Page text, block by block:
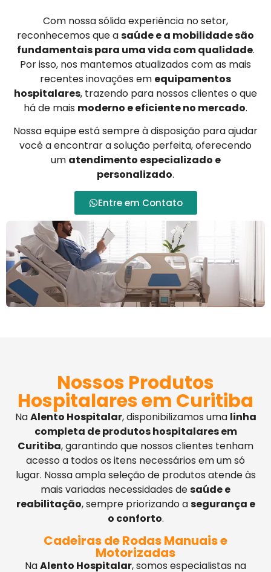
Com nossa sólida experiência no setor,
reconhecemos que asaúde e a mobilidade são
fundamentais para uma vida com qualidade.
Por isso, nos mantemos atualizados com as mais
recentes inovações em equipamentos
hospitalares, trazendo para nossos clientes o que
há de mais moderno e eficiente no mercado.
Nossa equipe está sempre à disposição para ajudar
você a encontrar a solução perfeita, oferecendo
um atendimento especializado e
personalizado.
Entre em Contato
Nossos Produtos
Hospitalares em Curitiba
NaAlento Hospitalar, disponibilizamos uma linha
completa de produtos hospitalares em
Curitiba, garantindo que nossos clientes tenham
acesso a todos os itens necessários em um só
lugar. Nossa ampla seleção de produtos atende às
mais variadas necessidades desaúde e
reabilitação, sempre priorizando asegurança e
o conforto.
Cadeiras de Rodas Manuais e
Motorizadas
NaAlento Hospitalar, somos especialistas na